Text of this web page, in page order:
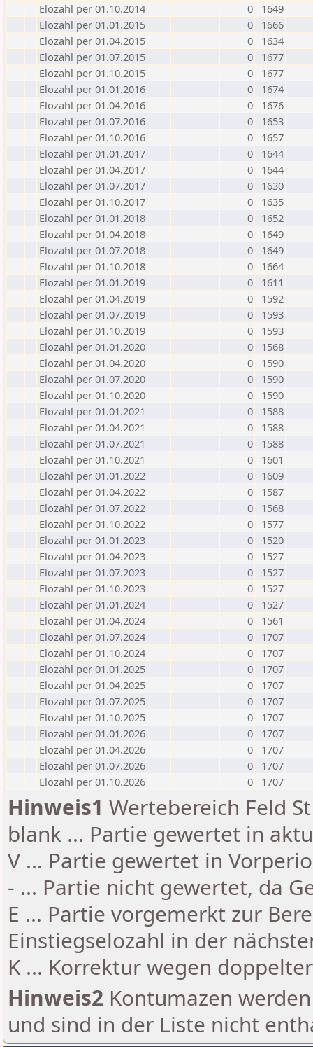
Elozahl per 01.10.2014
0
1649
Elozahl per 01.01.2015
0
1666
Elozahl per 01.04.2015
0
1634
Elozahl per 01.07.2015
0
1677
Elozahl per 01.10.2015
0
1677
Elozahl per 01.01.2016
0
1674
Elozahl per 01.04.2016
0
1676
Elozahl per 01.07.2016
0
1653
Elozahl per 01.10.2016
0
1657
Elozahl per 01.01.2017
0
1644
Elozahl per 01.04.2017
0
1644
Elozahl per 01.07.2017
0
1630
Elozahl per 01.10.2017
0
1635
Elozahl per 01.01.2018
0
1652
Elozahl per 01.04.2018
0
1649
Elozahl per 01.07.2018
0
1649
Elozahl per 01.10.2018
0
1664
Elozahl per 01.01.2019
0
1611
Elozahl per 01.04.2019
0
1592
Elozahl per 01.07.2019
0
1593
Elozahl per 01.10.2019
0
1593
Elozahl per 01.01.2020
0
1568
Elozahl per 01.04.2020
0
1590
Elozahl per 01.07.2020
0
1590
Elozahl per 01.10.2020
0
1590
Elozahl per 01.01.2021
0
1588
Elozahl per 01.04.2021
0
1588
Elozahl per 01.07.2021
0
1588
Elozahl per 01.10.2021
0
1601
Elozahl per 01.01.2022
0
1609
Elozahl per 01.04.2022
0
1587
Elozahl per 01.07.2022
0
1568
Elozahl per 01.10.2022
0
1577
Elozahl per 01.01.2023
0
1520
Elozahl per 01.04.2023
0
1527
Elozahl per 01.07.2023
0
1527
Elozahl per 01.10.2023
0
1527
Elozahl per 01.01.2024
0
1527
Elozahl per 01.04.2024
0
1561
Elozahl per 01.07.2024
0
1707
Elozahl per 01.10.2024
0
1707
Elozahl per 01.01.2025
0
1707
Elozahl per 01.04.2025
0
1707
Elozahl per 01.07.2025
0
1707
Elozahl per 01.10.2025
0
1707
Elozahl per 01.01.2026
0
1707
Elozahl per 01.04.2026
0
1707
Elozahl per 01.07.2026
0
1707
Elozahl per 01.10.2026
0 1707
Hinweis1 Wertebereich Feld
blank ... Partie gewertet in
V ... Partie gewertet in
- ... Partie nicht gewertet, da
E ... Partie vorgemerkt zur
Einstiegselozahl in der
K ... Korrektur wegen
Hinweis2 Kontumazen
und sind in der Liste nicht